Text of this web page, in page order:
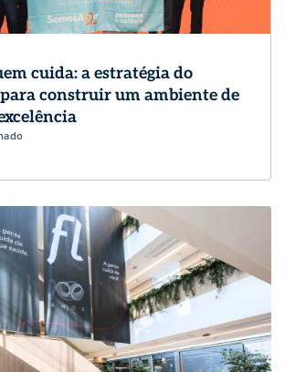
cuida: a estratégia do
construir um ambiente de